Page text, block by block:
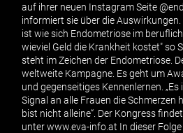
auf ihrer neuen Instagram Seite
informiert sie über die
ist wie sich Endometriose im
wieviel Geld die Krankheit kostet" so
steht im Zeichen der Endometriose.
weltweite Kampagne. Es geht um
und gegenseitiges Kennenlernen.
Signal an alle Frauen die Schmerzen
bist nicht alleine“. Der Kongress
unter www.eva-info.at In dieser